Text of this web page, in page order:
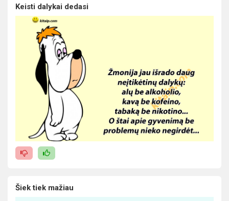
Keisti dalykai dedasi
Šiek tiek mažiau